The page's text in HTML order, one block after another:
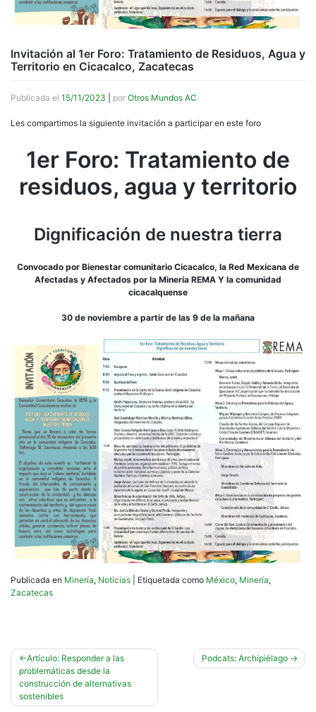
Invitación al 1er Foro: Tratamiento de Residuos, Agua y
Territorio en Cicacalco, Zacatecas
Publicada el 15/11/2023 por Otros Mundos AC
Les compartimos la siguiente invitación a participar en este foro
1er Foro: Tratamiento de
residuos, agua y territorio
Dignificación de nuestra tierra
Convocado por Bienestar comunitario Cicacalco, la Red Mexicana de
Afectadas y Afectados por la Minería REMA Y la comunidad
cicacalquense
30 de noviembre a partir de las 9 de la mañana
Publicada en Minería, Noticias Etiquetada como México, Minería,
Zacatecas
Navegación
de
entradas
Artículo: Responder a las
problemáticas desde la
construcción de alternativas
sostenibles
Podcats: Archipiélago